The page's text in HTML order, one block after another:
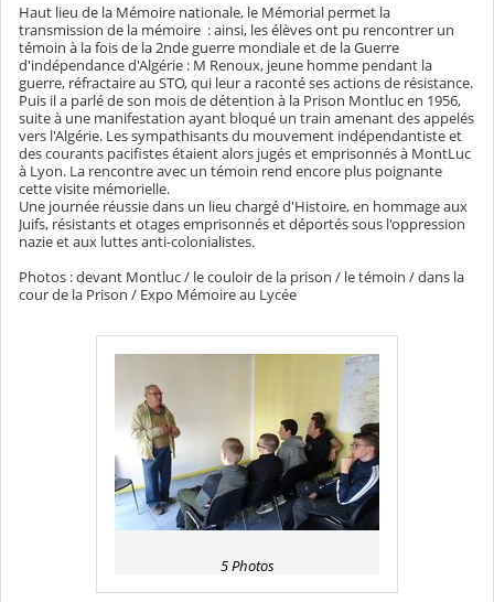
Haut lieu de la Mémoire nationale, le Mémorial permet la
transmission de la mémoire : ainsi, les élèves ont pu rencontrer un
témoin à la fois de la 2nde guerre mondiale et de la Guerre
d'indépendance d'Algérie : M Renoux, jeune homme pendant la
guerre, réfractaire au STO, qui leur a raconté ses actions de résistance.
Puis il a parlé de son mois de détention à la Prison Montluc en 1956,
suite à une manifestation ayant bloqué un train amenant des appelés
vers l'Algérie. Les sympathisants du mouvement indépendantiste et
des courants pacifistes étaient alors jugés et emprisonnés à MontLuc
à Lyon. La rencontre avec un témoin rend encore plus poignante
cette visite mémorielle.
Une journée réussie dans un lieu chargé d'Histoire, en hommage aux
Juifs, résistants et otages emprisonnés et déportés sous l'oppression
nazie et aux luttes anti-colonialistes.
Photos : devant Montluc / le couloir de la prison / le témoin / dans la
cour de la Prison / Expo Mémoire au Lycée
5 Photos